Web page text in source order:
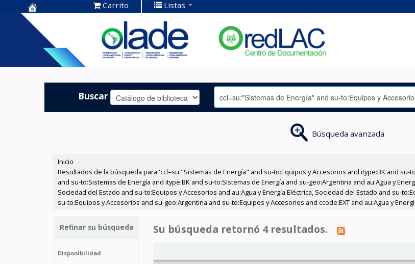
Centro de
Documentación
OLADE -
Carrito Listas
Buscar
Búsqueda avanzada
Inicio ›
Resultados de la búsqueda para 'ccl=su:"Sistemas de Energía" and su-to:Equipos y Accesorios and itype:BK and su-
and su-to:Sistemas de Energía and itype:BK and su-to:Sistemas de Energía and su-geo:Argentina and au:Agua y
Sociedad del Estado and su-to:Equipos y Accesorios and au:Agua y Energía Eléctrica, Sociedad del Estado and su-
su-to:Equipos y Accesorios and su-geo:Argentina and su-to:Equipos y Accesorios and ccode:EXT and au:Agua y
Refinar su búsqueda
Disponibilidad
Su búsqueda retornó 4 resultados.